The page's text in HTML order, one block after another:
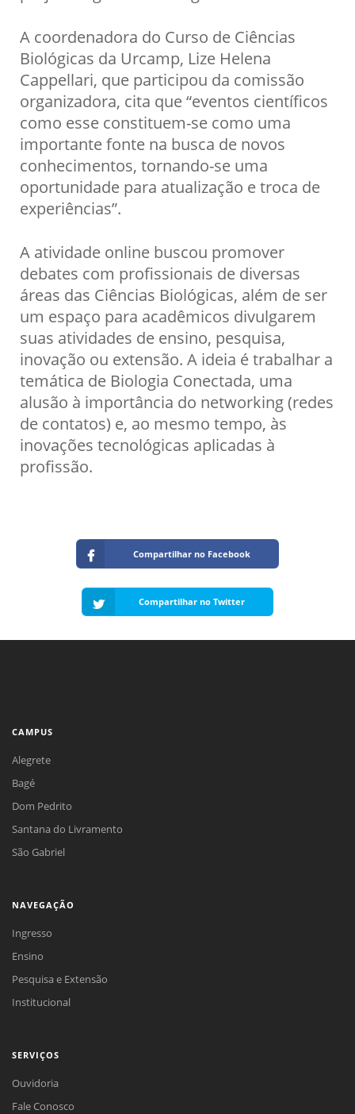
A coordenadora do Curso de Ciências
Biológicas da Urcamp, Lize Helena
Cappellari, que participou da comissão
organizadora, cita que “eventos científicos
como esse constituem-se como uma
importante fonte na busca de novos
conhecimentos, tornando-se uma
oportunidade para atualização e troca de
experiências”.
A atividade online buscou promover
debates com profissionais de diversas
áreas das Ciências Biológicas, além de ser
um espaço para acadêmicos divulgarem
suas atividades de ensino, pesquisa,
inovação ou extensão. A ideia é trabalhar a
temática de Biologia Conectada, uma
alusão à importância do networking (redes
de contatos) e, ao mesmo tempo, às
inovações tecnológicas aplicadas à
profissão.
Compartilhar no Facebook
Compartilhar no Twitter
CAMPUS
Alegrete
Bagé
Dom Pedrito
Santana do Livramento
São Gabriel
NAVEGAÇÃO
Ingresso
Ensino
Pesquisa e Extensão
Institucional
SERVIÇOS
Ouvidoria
Fale Conosco